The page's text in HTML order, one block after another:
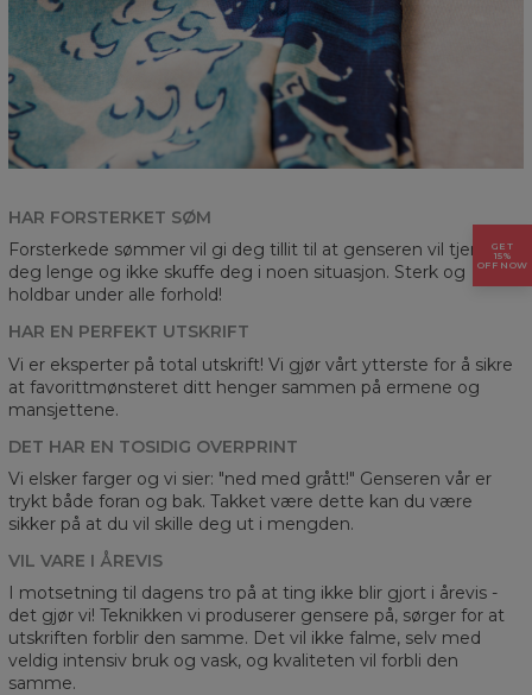
HAR FORSTERKET SØM
Forsterkede sømmer vil gi deg tillit til at genseren vil tjene
deg lenge og ikke skuffe deg i noen situasjon. Sterk og
holdbar under alle forhold!
HAR EN PERFEKT UTSKRIFT
Vi er eksperter på total utskrift! Vi gjør vårt ytterste for å sikre
at favorittmønsteret ditt henger sammen på ermene og
mansjettene.
DET HAR EN TOSIDIG OVERPRINT
Vi elsker farger og vi sier: "ned med grått!" Genseren vår er
trykt både foran og bak. Takket være dette kan du være
sikker på at du vil skille deg ut i mengden.
VIL VARE I ÅREVIS
I motsetning til dagens tro på at ting ikke blir gjort i årevis -
det gjør vi! Teknikken vi produserer gensere på, sørger for at
utskriften forblir den samme. Det vil ikke falme, selv med
veldig intensiv bruk og vask, og kvaliteten vil forbli den
samme.
GET
15%
OFF NOW